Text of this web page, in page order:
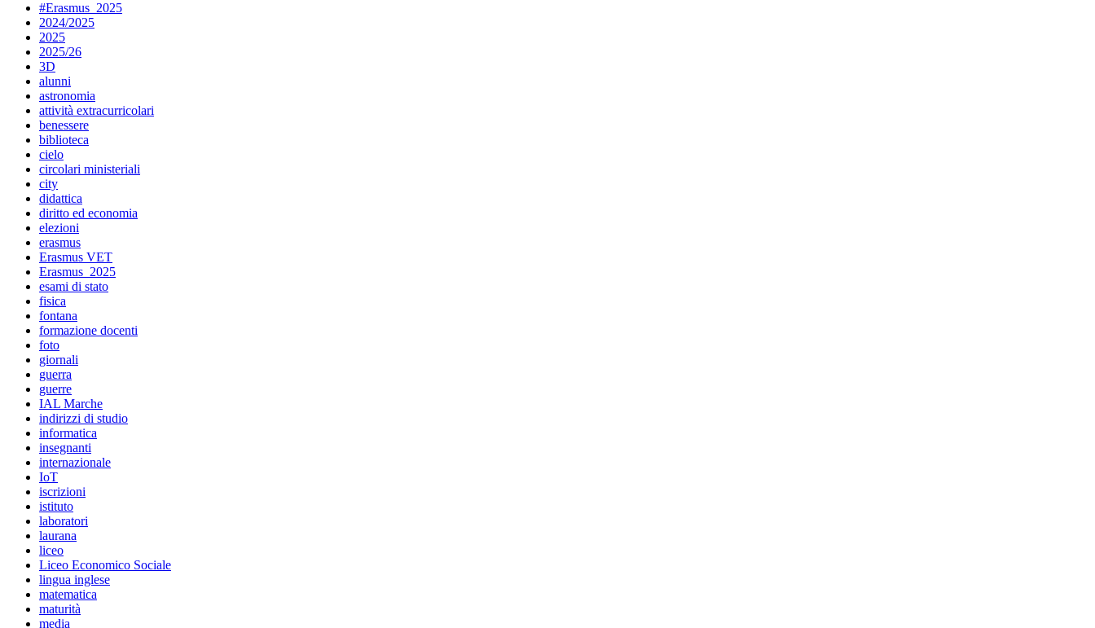
#Erasmus_2025
2024/2025
2025
2025/26
3D
alunni
astronomia
attività extracurricolari
benessere
biblioteca
cielo
circolari ministeriali
city
didattica
diritto ed economia
elezioni
erasmus
Erasmus VET
Erasmus_2025
esami di stato
fisica
fontana
formazione docenti
foto
giornali
guerra
guerre
IAL Marche
indirizzi di studio
informatica
insegnanti
internazionale
IoT
iscrizioni
istituto
laboratori
laurana
liceo
Liceo Economico Sociale
lingua inglese
matematica
maturità
media